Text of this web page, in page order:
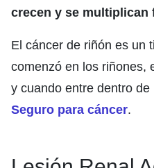
crecen y se multiplican
El cáncer de riñón es un
comenzó en los riñones,
y cuando entre dentro
Seguro para cáncer.